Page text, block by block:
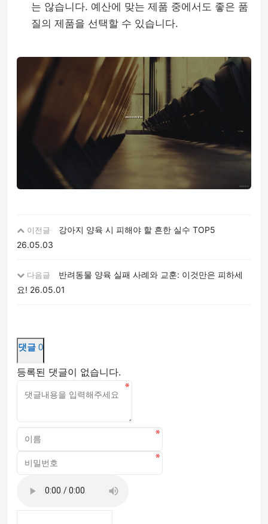
는 않습니다. 예산에 맞는 제품 중에서도 좋은 품
질의 제품을 선택할 수 있습니다.
이전글
강아지 양육 시 피해야 할 흔한 실수 TOP5
26.05.03
다음글
반려동물 양육 실패 사례와 교훈: 이것만은 피하세
요! 26.05.01
댓글 0
등록된 댓글이 없습니다.